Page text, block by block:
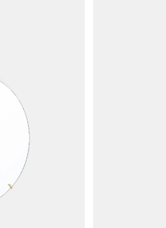
ンレススチール NEW
/products/shelving-system-s-